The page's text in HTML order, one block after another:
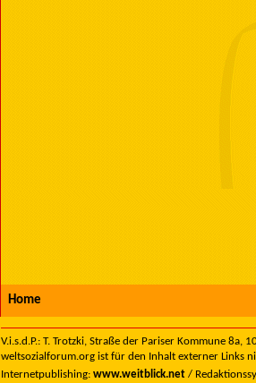
Home
V.i.s.d.P.: T. Trotzki, Straße der Pariser Kommune
weltsozialforum.org ist für den Inhalt externer Links
Internetpublishing: www.weitblick.net /